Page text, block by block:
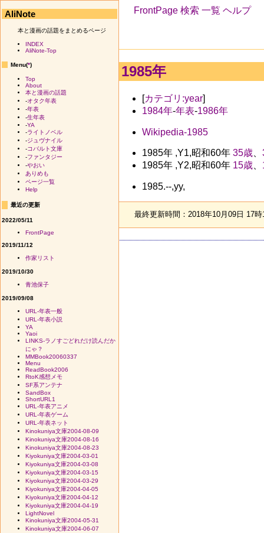
FrontPage 検索 一覧 ヘルプ
1985年
[カテゴリ:year]
1984年-年表-1986年
Wikipedia-1985
1985年 ,Y1,昭和60年 35歳、
1985年 ,Y2,昭和60年 15歳、
1985.--,yy,
最終更新時間：2018年10月09日 17
AliNote
本と漫画の話題をまとめるページ
INDEX
AliNote-Top
Menu(*)
Top
About
本と漫画の話題
-オタク年表
-年表
-生年表
-YA
-ライトノベル
-ジュヴナイル
-コバルト文庫
-ファンタジー
-やおい
ありめも
ページ一覧
Help
最近の更新
2022/05/11
FrontPage
2019/11/12
作家リスト
2019/10/30
青池保子
2019/09/08
URL-年表一般
URL-年表小説
YA
Yaoi
LINKS-ラノすごどれだけ読んだか
にゃ？
MMBook20060337
Menu
ReadBook2006
RtoK感想メモ
SF系アンテナ
SandBox
ShortURL1
URL-年表アニメ
URL-年表ゲーム
URL-年表ネット
Kinokuniya文庫2004-08-09
Kinokuniya文庫2004-08-16
Kinokuniya文庫2004-08-23
Kiyokuniya文庫2004-03-01
Kiyokuniya文庫2004-03-08
Kiyokuniya文庫2004-03-15
Kiyokuniya文庫2004-03-29
Kiyokuniya文庫2004-04-05
Kiyokuniya文庫2004-04-12
Kiyokuniya文庫2004-04-19
LightNovel
Kinokuniya文庫2004-05-31
Kinokuniya文庫2004-06-07